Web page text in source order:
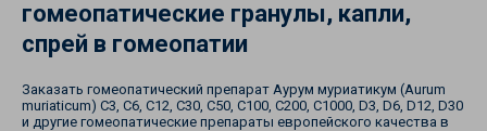
гомеопатические гранулы, капли,
спрей в гомеопатии
Заказать гомеопатический препарат Аурум муриатикум (Aurum
muriaticum) С3, С6, С12, С30, С50, С100, С200, С1000, D3, D6, D12, D30
и другие гомеопатические препараты европейского качества в